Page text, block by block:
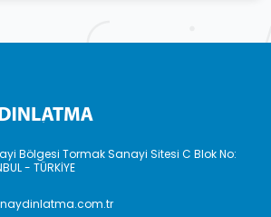
Bölgesi Tormak Sanayi Sitesi C Blok No:
- TÜRKİYE